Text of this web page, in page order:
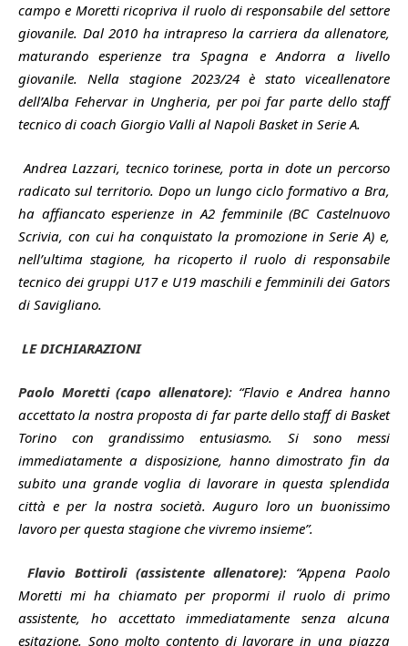
campo e Moretti ricopriva il ruolo di responsabile del settore
giovanile. Dal 2010 ha intrapreso la carriera da allenatore,
maturando esperienze tra Spagna e Andorra a livello
giovanile. Nella stagione 2023/24 è stato viceallenatore
dell’Alba Fehervar in Ungheria, per poi far parte dello staff
tecnico di coach Giorgio Valli al Napoli Basket in Serie A.
Andrea Lazzari, tecnico torinese, porta in dote un percorso
radicato sul territorio. Dopo un lungo ciclo formativo a Bra,
ha affiancato esperienze in A2 femminile (BC Castelnuovo
Scrivia, con cui ha conquistato la promozione in Serie A) e,
nell’ultima stagione, ha ricoperto il ruolo di responsabile
tecnico dei gruppi U17 e U19 maschili e femminili dei Gators
di Savigliano.
LE DICHIARAZIONI
Paolo Moretti (capo allenatore): “Flavio e Andrea hanno
accettato la nostra proposta di far parte dello staff di Basket
Torino con grandissimo entusiasmo. Si sono messi
immediatamente a disposizione, hanno dimostrato fin da
subito una grande voglia di lavorare in questa splendida
città e per la nostra società. Auguro loro un buonissimo
lavoro per questa stagione che vivremo insieme”.
Flavio Bottiroli (assistente allenatore): “Appena Paolo
Moretti mi ha chiamato per propormi il ruolo di primo
assistente, ho accettato immediatamente senza alcuna
esitazione. Sono molto contento di lavorare in una piazza